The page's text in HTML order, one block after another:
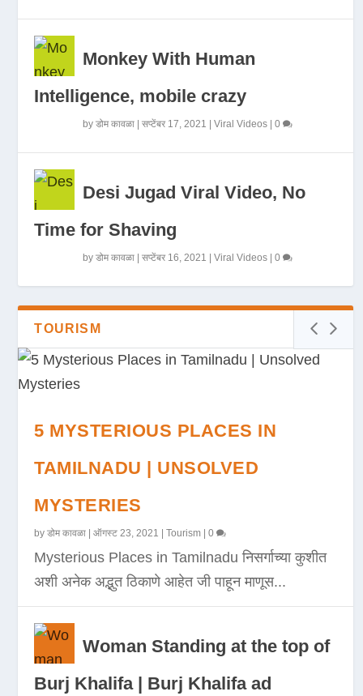
Monkey With Human
Intelligence, mobile crazy
byडोम कावळा |सप्टेंबर 17, 2021 |Viral Videos |0
Desi Jugad Viral Video, No
Time for Shaving
byडोम कावळा |सप्टेंबर 16, 2021 |Viral Videos |0
TOURISM
5 MYSTERIOUS PLACES IN
TAMILNADU | UNSOLVED
MYSTERIES
byडोम कावळा |ऑगस्ट 23, 2021 |Tourism |0
Mysterious Places in Tamilnadu निसर्गाच्या कुशीत
अशी अनेक अद्भुत ठिकाणे आहेत जी पाहून माणूस...
Woman Standing at the top of
Burj Khalifa | Burj Khalifa ad